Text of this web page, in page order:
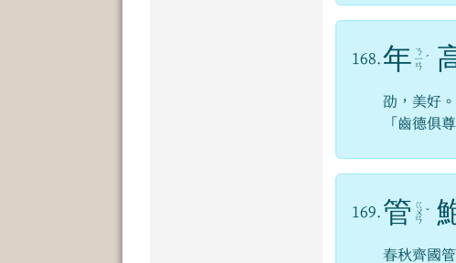
168. 年 ㄋ
ㄧ
ㄢ
ˊ
劭，美好
「齒德俱
169. 管 ㄍ
ㄨ
ㄢ
ˇ
春秋齊國